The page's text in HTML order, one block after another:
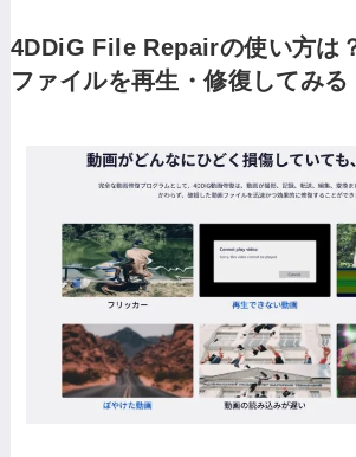
4DDiG File Repairの使い方は
ファイルを再生・修復してみる